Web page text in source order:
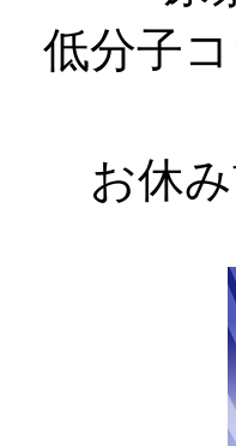
低分子
お休